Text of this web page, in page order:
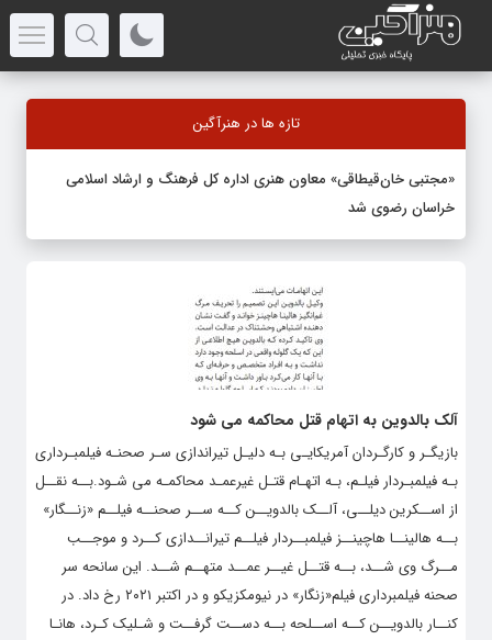
تازه ها در هنرآگین
«مجتبی خان‌قیطاقی» معاون هنری اداره کل فرهنگ و ارشاد اسلامی
خراسان رضوی شد
آلک بالدوین به اتهام قتل محاکمه می شود
بازیگـر و کارگـردان آمریکایـی بـه دلیـل تیراندازی سـر صحنـه فیلمبـرداری
بـه فیلمبـردار فیلـم، بـه اتهـام قتـل غیرعمـد محاکمـه می شـود.بــه نقــل
از اســکرین دیلــی، آلــک بالدویــن کــه ســر صحنــه فیلــم «زنــگار»
بــه هالینــا هاچینــز فیلمبــردار فیلــم تیرانــدازی کــرد و موجــب
مــرگ وی شــد، بــه قتــل غیــر عمــد متهــم شــد. این سانحه سر
صحنه فیلمبرداری فیلم«زنگار» در نیومکزیکو و در اکتبر ۲۰۲۱ رخ داد. در
کنــار بالدویــن کــه اســلحه بــه دســت گرفــت و شـلیک کـرد، هانـا